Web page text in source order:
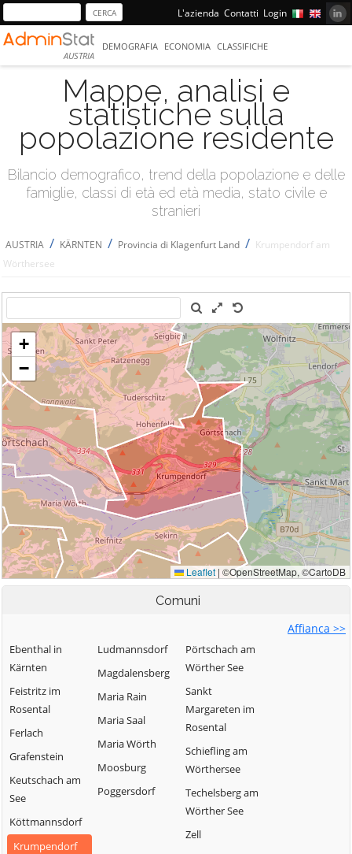
L'azienda Contatti Login
AUSTRIA
DEMOGRAFIA ECONOMIA CLASSIFICHE
Mappe, analisi e
statistiche sulla
popolazione residente
Bilancio demografico, trend della popolazione e delle
famiglie, classi di età ed età media, stato civile e
stranieri
AUSTRIA / KÄRNTEN / Provincia di Klagenfurt Land / Krumpendorf am
Wörthersee
Comuni
Affianca >>
Ebenthal in
Kärnten
Feistritz im
Rosental
Ferlach
Grafenstein
Keutschach am
See
Köttmannsdorf
Krumpendorf
Ludmannsdorf
Magdalensberg
Maria Rain
Maria Saal
Maria Wörth
Moosburg
Poggersdorf
Pörtschach am
Wörther See
Sankt
Margareten im
Rosental
Schiefling am
Wörthersee
Techelsberg am
Wörther See
Zell